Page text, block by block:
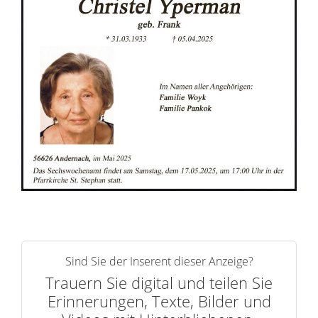
e
Sind Sie der Inserent dieser Anzeige?
Trauern Sie digital und teilen Sie
Erinnerungen, Texte, Bilder und